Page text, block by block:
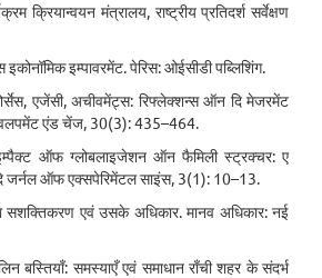
क्रियान्वयन मंत्रालय, राष्ट्रीय प्रतिदर्श सर्वेक्षण
इम्पावरमेंट. पेरिस: ओईसीडी पब्लिशिंग.
एजेंसी, अचीवमेंट्स: रिफ्लेक्शन्स ऑन दि मेजरमेंट
एंड चेंज, 30(3): 435–464.
ऑफ ग्लोबलाइजेशन ऑन फैमिली स्ट्रक्चर: ए
जर्नल ऑफ एक्सपेरिमेंटल साइंस, 3(1): 10–13.
सशक्तिकरण एवं उसके अधिकार. मानव अधिकार: नई
बस्तियाँ: समस्याएँ एवं समाधान राँची शहर के संदर्भ